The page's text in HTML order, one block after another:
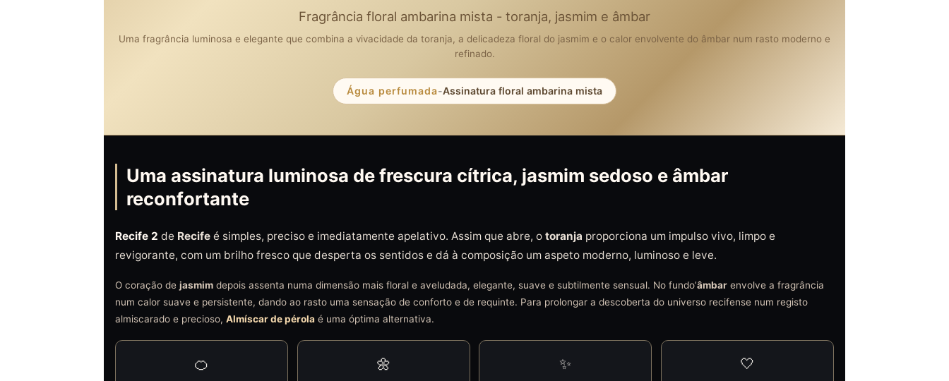
Fragrância floral ambarina mista - toranja, jasmim e âmbar
Uma fragrância luminosa e elegante que combina a vivacidade da toranja, a delicadeza floral do jasmim e o calor envolvente do âmbar num rasto moderno e
refinado.
Água perfumada-Assinatura floral ambarina mista
Uma assinatura luminosa de frescura cítrica, jasmim sedoso e âmbar
reconfortante
Recife 2 de Recife é simples, preciso e imediatamente apelativo. Assim que abre, o toranja proporciona um impulso vivo, limpo e
revigorante, com um brilho fresco que desperta os sentidos e dá à composição um aspeto moderno, luminoso e leve.
O coração de jasmim depois assenta numa dimensão mais floral e aveludada, elegante, suave e subtilmente sensual. No fundo’âmbar envolve a fragrância
num calor suave e persistente, dando ao rasto uma sensação de conforto e de requinte. Para prolongar a descoberta do universo recifense num registo
almiscarado e precioso, Almíscar de pérola é uma óptima alternativa.
🍊 🌼 ✨ 🤍